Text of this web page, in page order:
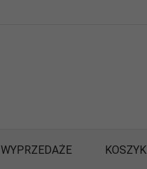
WYPRZEDAŻE KOSZYK